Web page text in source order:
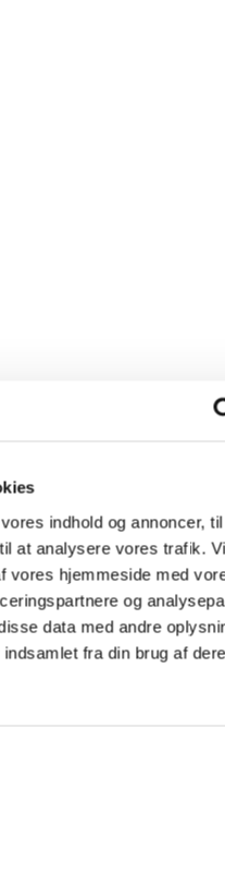
indhold og annoncer,
at analysere vores trafik.
vores hjemmeside med
og
data med andre
fra din brug af